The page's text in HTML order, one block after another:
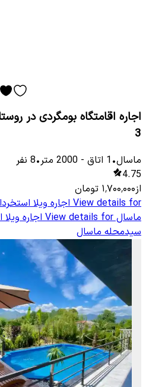
اجاره اقامتگاه بومگردی در
3
ماسال•
1 اتاق -
2000 متر•
8 نفر
4.75
از۱٬۷۰۰٬۰۰۰ تومان
View details for اجاره ویلا
ماسالView details for اجاره ویلا
سیدمحله ماسال